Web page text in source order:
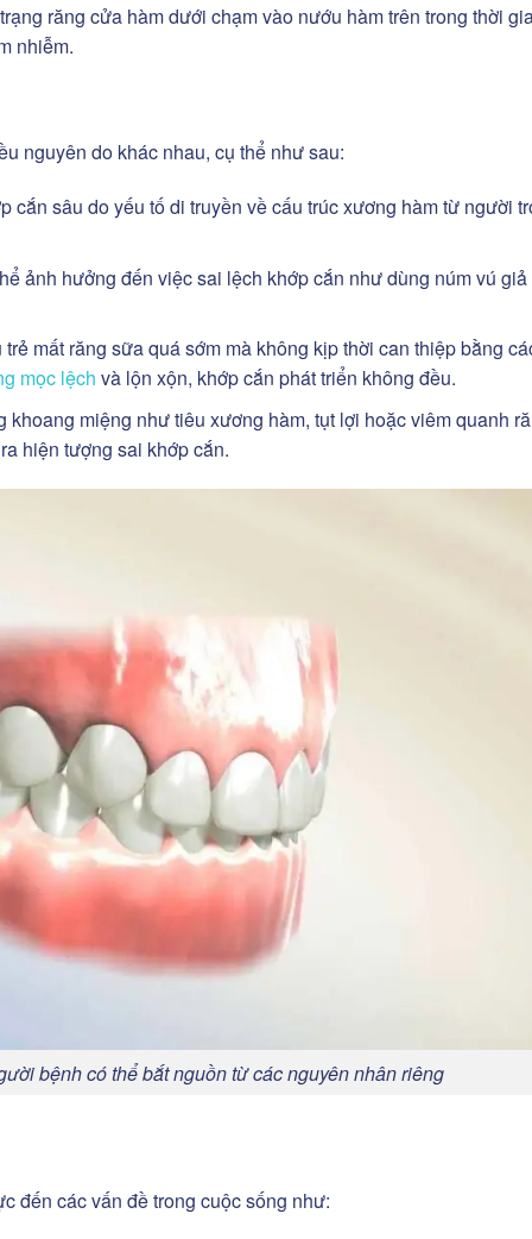
răng cửa hàm dưới chạm vào nướu hàm trên trong thời
nhiễm.
nguyên do khác nhau, cụ thể như sau:
cắn sâu do yếu tố di truyền về cấu trúc xương hàm từ người
ảnh hưởng đến việc sai lệch khớp cắn như dùng núm vú giả
mất răng sữa quá sớm mà không kịp thời can thiệp bằng
mọc lệch và lộn xộn, khớp cắn phát triển không đều.
khoang miệng như tiêu xương hàm, tụt lợi hoặc viêm quanh
hiện tượng sai khớp cắn.
bệnh có thể bắt nguồn từ các nguyên nhân riêng
đến các vấn đề trong cuộc sống như: